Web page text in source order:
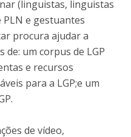
(linguistas, linguistas
e gestuantes
procura ajudar a
um corpus de LGP
e recursos
para a LGP;e um
de vídeo,